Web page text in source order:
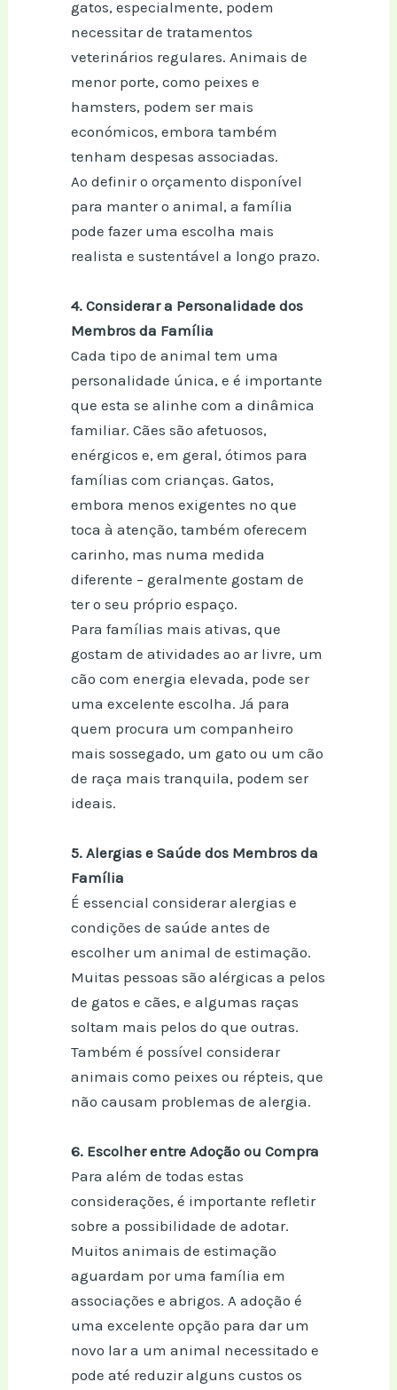
gatos, especialmente, podem
necessitar de tratamentos
veterinários regulares. Animais de
menor porte, como peixes e
hamsters, podem ser mais
económicos, embora também
tenham despesas associadas.
Ao definir o orçamento disponível
para manter o animal, a família
pode fazer uma escolha mais
realista e sustentável a longo prazo.
4. Considerar a Personalidade dos
Membros da Família
Cada tipo de animal tem uma
personalidade única, e é importante
que esta se alinhe com a dinâmica
familiar. Cães são afetuosos,
enérgicos e, em geral, ótimos para
famílias com crianças. Gatos,
embora menos exigentes no que
toca à atenção, também oferecem
carinho, mas numa medida
diferente – geralmente gostam de
ter o seu próprio espaço.
Para famílias mais ativas, que
gostam de atividades ao ar livre, um
cão com energia elevada, pode ser
uma excelente escolha. Já para
quem procura um companheiro
mais sossegado, um gato ou um cão
de raça mais tranquila, podem ser
ideais.
5. Alergias e Saúde dos Membros da
Família
É essencial considerar alergias e
condições de saúde antes de
escolher um animal de estimação.
Muitas pessoas são alérgicas a pelos
de gatos e cães, e algumas raças
soltam mais pelos do que outras.
Também é possível considerar
animais como peixes ou répteis, que
não causam problemas de alergia.
6. Escolher entre Adoção ou Compra
Para além de todas estas
considerações, é importante refletir
sobre a possibilidade de adotar.
Muitos animais de estimação
aguardam por uma família em
associações e abrigos. A adoção é
uma excelente opção para dar um
novo lar a um animal necessitado e
pode até reduzir alguns custos os